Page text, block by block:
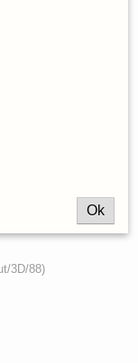
3D/88)
Ok